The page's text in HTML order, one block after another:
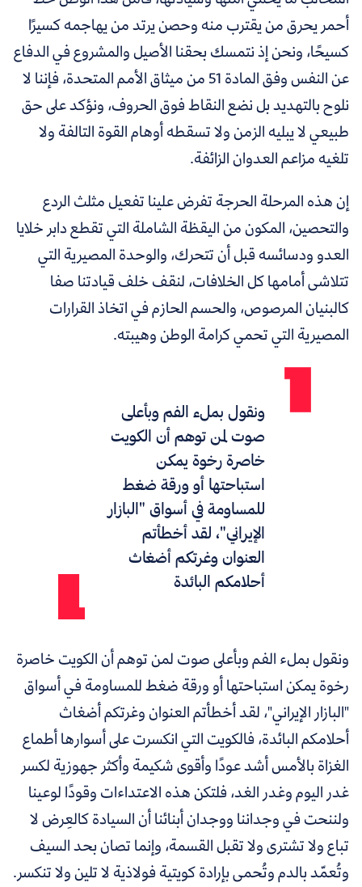
أحمر يحرق من يقترب منه وحصن يرتد من يهاجمه كسيرًا
كسيحًا، ونحن إذ نتمسك بحقنا الأصيل والمشروع في الدفاع
عن النفس وفق المادة 51 من ميثاق الأمم المتحدة، فإننا لا
نلوح بالتهديد بل نضع النقاط فوق الحروف، ونؤكد على حق
طبيعي لا يبليه الزمن ولا تسقطه أوهام القوة التالفة ولا
تلغيه مزاعم العدوان الزائفة.
إن هذه المرحلة الحرجة تفرض علينا تفعيل مثلث الردع
والتحصين، المكون من اليقظة الشاملة التي تقطع دابر خلايا
العدو ودسائسه قبل أن تتحرك، والوحدة المصيرية التي
تتلاشى أمامها كل الخلافات، لنقف خلف قيادتنا صفا
كالبنيان المرصوص، والحسم الحازم في اتخاذ القرارات
المصيرية التي تحمي كرامة الوطن وهيبته.
ونقول بملء الفم وبأعلى
صوت لمن توهم أن الكويت
خاصرة رخوة يمكن
استباحتها أو ورقة ضغط
للمساومة في أسواق "البازار
الإيراني"، لقد أخطأتم
العنوان وغرتكم أضغاث
أحلامكم البائدة
ونقول بملء الفم وبأعلى صوت لمن توهم أن الكويت خاصرة
رخوة يمكن استباحتها أو ورقة ضغط للمساومة في أسواق
"البازار الإيراني"، لقد أخطأتم العنوان وغرتكم أضغاث
أحلامكم البائدة، فالكويت التي انكسرت على أسوارها أطماع
الغزاة بالأمس أشد عودًا وأقوى شكيمة وأكثر جهوزية لكسر
غدر اليوم وغدر الغد، فلتكن هذه الاعتداءات وقودًا لوعينا
ولننحت في وجداننا ووجدان أبنائنا أن السيادة كالعِرض لا
تباع ولا تشترى ولا تقبل القسمة، وإنما تصان بحد السيف
وتُعمّد بالدم وتُحمى بإرادة كويتية فولاذية لا تلين ولا تنكسر.